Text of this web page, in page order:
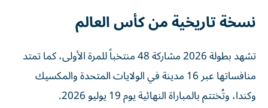
نسخة تاريخية من كأس العالم
تشهد بطولة 2026 مشاركة 48 منتخباً للمرة الأولى، كما تمتد
منافساتها عبر 16 مدينة في الولايات المتحدة والمكسيك
وكندا، وتُختتم بالمباراة النهائية يوم 19 يوليو 2026.